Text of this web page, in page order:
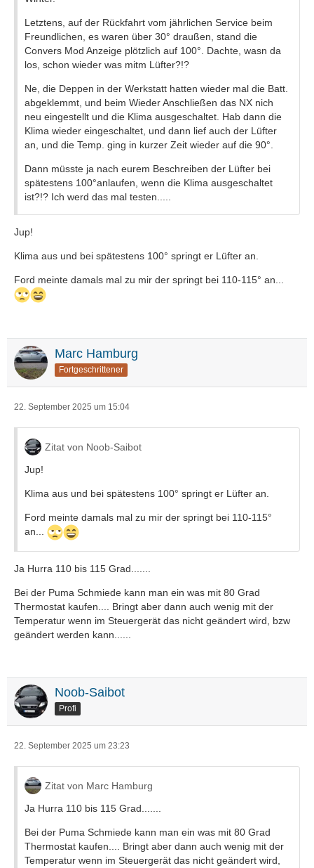
Letztens, auf der Rückfahrt vom jährlichen Service beim
Freundlichen, es waren über 30° draußen, stand die
Convers Mod Anzeige plötzlich auf 100°. Dachte, wasn da
los, schon wieder was mitm Lüfter?!?
Ne, die Deppen in der Werkstatt hatten wieder mal die Batt.
abgeklemmt, und beim Wieder Anschließen das NX nich
neu eingestellt und die Klima ausgeschaltet. Hab dann die
Klima wieder eingeschaltet, und dann lief auch der Lüfter
an, und die Temp. ging in kurzer Zeit wieder auf die 90°.
Dann müsste ja nach eurem Beschreiben der Lüfter bei
spätestens 100°anlaufen, wenn die Klima ausgeschaltet
ist?!? Ich werd das mal testen.....
Jup!
Klima aus und bei spätestens 100° springt er Lüfter an.
Ford meinte damals mal zu mir der springt bei 110-115° an...
Marc Hamburg
Fortgeschrittener
22. September 2025 um 15:04
Zitat von Noob-Saibot
Jup!
Klima aus und bei spätestens 100° springt er Lüfter an.
Ford meinte damals mal zu mir der springt bei 110-115°
an...
Ja Hurra 110 bis 115 Grad.......
Bei der Puma Schmiede kann man ein was mit 80 Grad
Thermostat kaufen.... Bringt aber dann auch wenig mit der
Temperatur wenn im Steuergerät das nicht geändert wird, bzw
geändert werden kann......
Noob-Saibot
Profi
22. September 2025 um 23:23
Zitat von Marc Hamburg
Ja Hurra 110 bis 115 Grad.......
Bei der Puma Schmiede kann man ein was mit 80 Grad
Thermostat kaufen.... Bringt aber dann auch wenig mit der
Temperatur wenn im Steuergerät das nicht geändert wird,